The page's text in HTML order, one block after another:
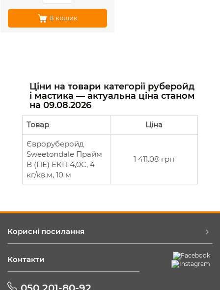
В кошик
Ціни на товари категорії руберойд
і мастика — актуальна ціна станом
на 09.08.2026
Товар Ціна
Євроруберойд
Sweetondale Прайм
В (ПЕ) ЕКП 4,0С, 4
кг/кв.м, 10 м
1 411.08 грн
Корисні посилання
Контакти